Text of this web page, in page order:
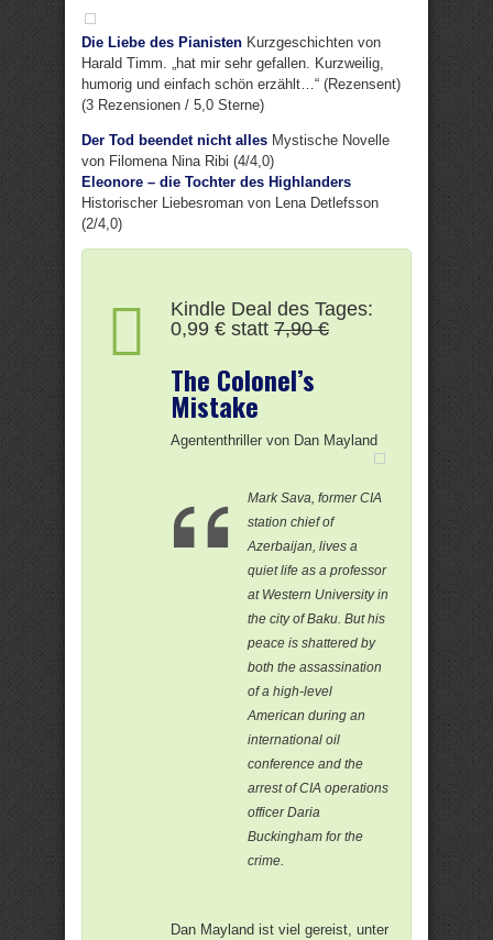
Die Liebe des Pianisten Kurzgeschichten von
Harald Timm. „hat mir sehr gefallen. Kurzweilig,
humorig und einfach schön erzählt…“ (Rezensent)
(3 Rezensionen / 5,0 Sterne)
Der Tod beendet nicht alles Mystische Novelle
von Filomena Nina Ribi (4/4,0)
Eleonore – die Tochter des Highlanders
Historischer Liebesroman von Lena Detlefsson
(2/4,0)
Kindle Deal des Tages:
0,99 € statt 7,90 €
The Colonel’s
Mistake
Agententhriller von Dan Mayland
Mark Sava, former CIA
station chief of
Azerbaijan, lives a
quiet life as a professor
at Western University in
the city of Baku. But his
peace is shattered by
both the assassination
of a high-level
American during an
international oil
conference and the
arrest of CIA operations
officer Daria
Buckingham for the
crime.
Dan Mayland ist viel gereist, unter